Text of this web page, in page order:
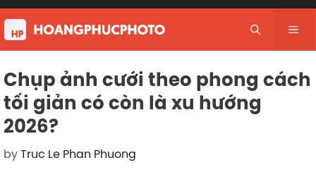
Skip
to
content
Chụp ảnh cưới theo phong cách
tối giản có còn là xu hướng
2026?
byTruc Le Phan Phuong